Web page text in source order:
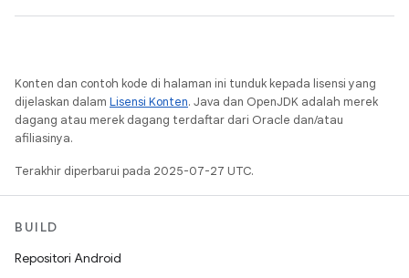
Konten dan contoh kode di halaman ini tunduk kepada lisensi yang
dijelaskan dalam Lisensi Konten. Java dan OpenJDK adalah merek
dagang atau merek dagang terdaftar dari Oracle dan/atau
afiliasinya.
Terakhir diperbarui pada 2025-07-27 UTC.
BUILD
Repositori Android